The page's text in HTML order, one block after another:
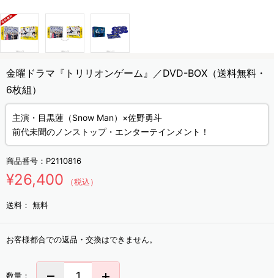
金曜ドラマ『トリリオンゲーム』／DVD-BOX（送料無料・
6枚組）
主演・目黒蓮（Snow Man）×佐野勇斗
前代未聞のノンストップ・エンターテインメント！
商品番号： P2110816
¥26,400 （税込）
送料： 無料
お客様都合での返品・交換はできません。
数量：